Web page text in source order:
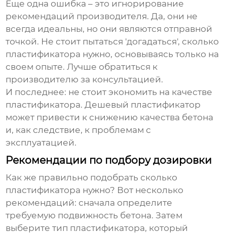
Еще одна ошибка – это игнорирование
рекомендаций производителя. Да, они не
всегда идеальны, но они являются отправной
точкой. Не стоит пытаться 'догадаться', сколько
пластификатора нужно, основываясь только на
своем опыте. Лучше обратиться к
производителю за консультацией.
И последнее: не стоит экономить на качестве
пластификатора. Дешевый пластификатор
может привести к снижению качества бетона
и, как следствие, к проблемам с
эксплуатацией.
Рекомендации по подбору дозировки
Как же правильно подобрать сколько
пластификатора нужно? Вот несколько
рекомендаций: сначала определите
требуемую подвижность бетона. Затем
выберите тип пластификатора, который